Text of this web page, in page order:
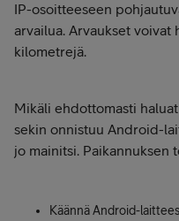
IP-osoitteeseen
arvailua. Arvaukset voivat
kilometrejä.
Mikäli ehdottomasti
sekin onnistuu Android-
jo mainitsi. Paikannuksen
Käännä Android-